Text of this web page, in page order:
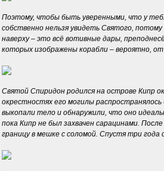
Поэтому, чтобы быть уверенными, что у
собственно нельзя увидеть Святого,
наверху – это всё вотивные дары,
которых изображены корабли – вероятно,
Святой Спиридон родился на острове Кипр
окрестностях его могилы
выкопали тело и обнаружили, что оно
пока Кипр не был захвачен сарацинами.
границу в мешке с соломой. Спустя три